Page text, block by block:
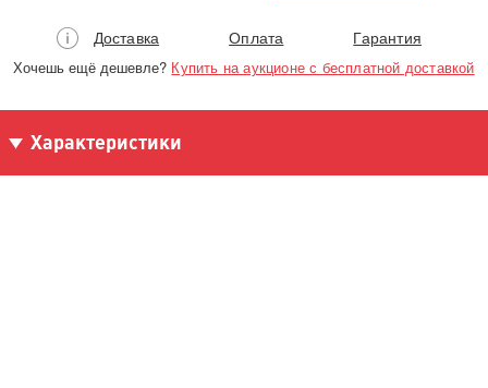
Доставка Оплата Гарантия
Хочешь ещё дешевле? Купить на аукционе с бесплатной доставкой
Характеристики